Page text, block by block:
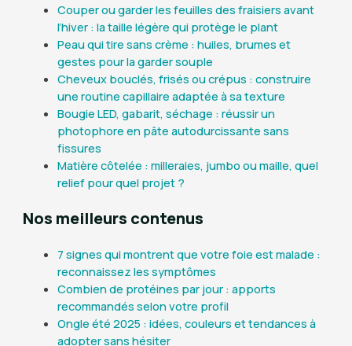
Couper ou garder les feuilles des fraisiers avant
l’hiver : la taille légère qui protège le plant
Peau qui tire sans crème : huiles, brumes et
gestes pour la garder souple
Cheveux bouclés, frisés ou crépus : construire
une routine capillaire adaptée à sa texture
Bougie LED, gabarit, séchage : réussir un
photophore en pâte autodurcissante sans
fissures
Matière côtelée : milleraies, jumbo ou maille, quel
relief pour quel projet ?
Nos meilleurs contenus
7 signes qui montrent que votre foie est malade :
reconnaissez les symptômes
Combien de protéines par jour : apports
recommandés selon votre profil
Ongle été 2025 : idées, couleurs et tendances à
adopter sans hésiter